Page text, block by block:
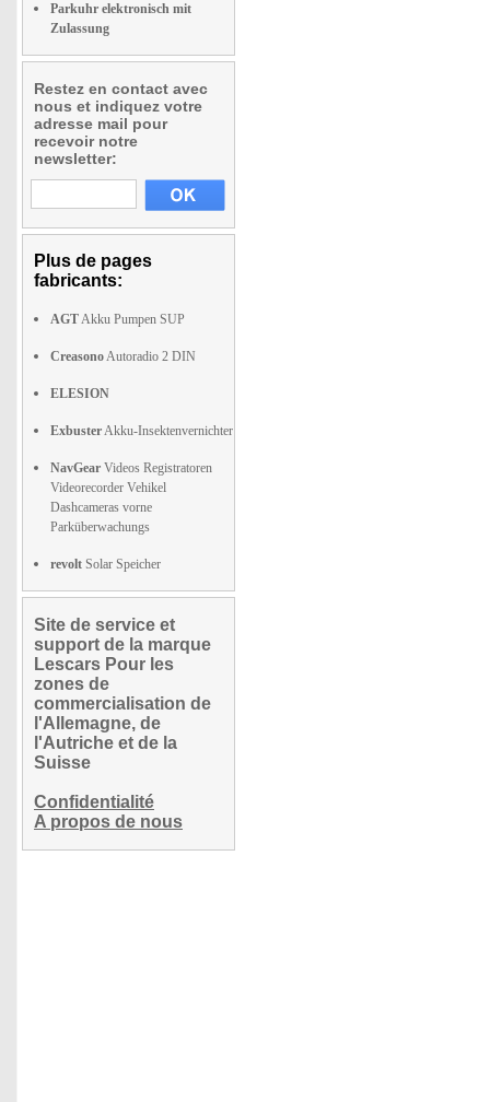
Parkuhr elektronisch mit
Zulassung
Restez en contact avec
nous et indiquez votre
adresse mail pour
recevoir notre
newsletter:
Plus de pages
fabricants:
AGTAkku Pumpen SUP
CreasonoAutoradio 2 DIN
ELESION
ExbusterAkku-Insektenvernichter
NavGear Videos Registratoren
Videorecorder Vehikel
Dashcameras vorne
Parküberwachungs
revolt Solar Speicher
Site de service et
support de la marque
Lescars Pour les
zones de
commercialisation de
l'Allemagne, de
l'Autriche et de la
Suisse
Confidentialité
A propos de nous